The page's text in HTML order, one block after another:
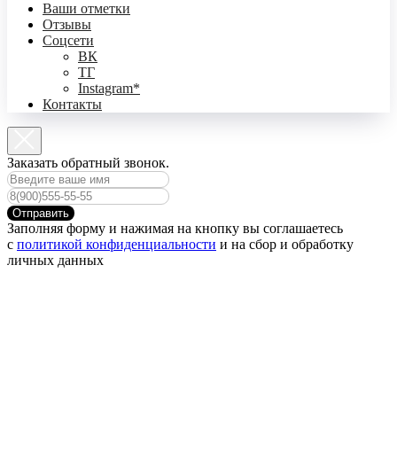
Ваши отметки
Отзывы
Соцсети
ВК
ТГ
Instagram*
Контакты
Заказать обратный звонок.
Отправить
Заполняя форму и нажимая на кнопку вы соглашаетесь
с политикой конфиденциальности и на сбор и обработку
личных данных